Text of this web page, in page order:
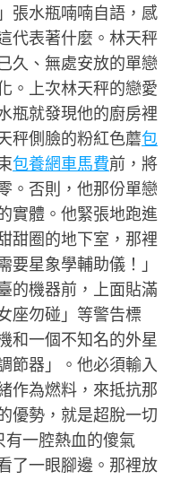
張水瓶喃喃自語，感
代表著什麼。林天秤
久、無處安放的單戀
。上次林天秤的戀愛
瓶就發現他的廚房裡
秤側臉的粉紅色蘑包
包養網車馬費前，將
。否則，他那份單戀
實體。他緊張地跑進
甜圈的地下室，那裡
星象學輔助儀！」
的機器前，上面貼滿
座勿碰」等警告標
和一個不知名的外星
節器」。他必須輸入
作為燃料，來抵抗那
優勢，就是超脫一切
一腔熱血的傻氣
了一眼腳邊。那裡放